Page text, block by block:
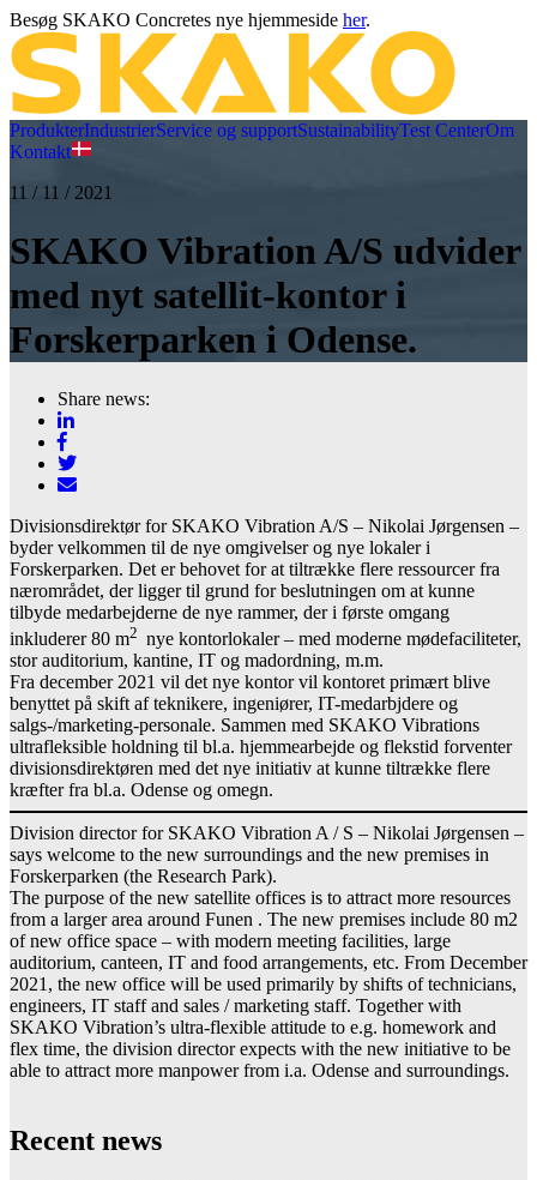
Besøg SKAKO Concretes nye hjemmeside her.
ProdukterIndustrierService og supportSustainabilityTest CenterOm
Kontakt
11 / 11 / 2021
SKAKO Vibration A/S udvider
med nyt satellit-kontor i
Forskerparken i Odense.
Share news:
Divisionsdirektør for SKAKO Vibration A/S – Nikolai Jørgensen –
byder velkommen til de nye omgivelser og nye lokaler i
Forskerparken. Det er behovet for at tiltrække flere ressourcer fra
nærområdet, der ligger til grund for beslutningen om at kunne
tilbyde medarbejderne de nye rammer, der i første omgang
inkluderer 80 m2 nye kontorlokaler – med moderne mødefaciliteter,
stor auditorium, kantine, IT og madordning, m.m.
Fra december 2021 vil det nye kontor vil kontoret primært blive
benyttet på skift af teknikere, ingeniører, IT-medarbjdere og
salgs-/marketing-personale. Sammen med SKAKO Vibrations
ultrafleksible holdning til bl.a. hjemmearbejde og flekstid forventer
divisionsdirektøren med det nye initiativ at kunne tiltrække flere
kræfter fra bl.a. Odense og omegn.
Division director for SKAKO Vibration A / S – Nikolai Jørgensen –
says welcome to the new surroundings and the new premises in
Forskerparken (the Research Park).
The purpose of the new satellite offices is to attract more resources
from a larger area around Funen . The new premises include 80 m2
of new office space – with modern meeting facilities, large
auditorium, canteen, IT and food arrangements, etc. From December
2021, the new office will be used primarily by shifts of technicians,
engineers, IT staff and sales / marketing staff. Together with
SKAKO Vibration’s ultra-flexible attitude to e.g. homework and
flex time, the division director expects with the new initiative to be
able to attract more manpower from i.a. Odense and surroundings.
Recent news